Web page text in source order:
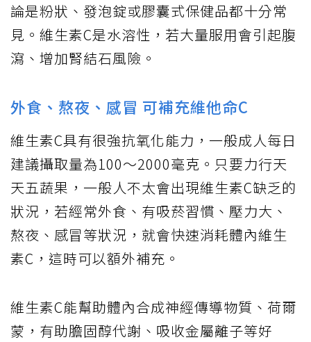
論是粉狀、發泡錠或膠囊式保健品都十分常
見。維生素C是水溶性，若大量服用會引起腹
瀉、增加腎結石風險。
外食、熬夜、感冒 可補充維他命C
維生素C具有很強抗氧化能力，一般成人每日
建議攝取量為100～2000毫克。只要力行天
天五蔬果，一般人不太會出現維生素C缺乏的
狀況，若經常外食、有吸菸習慣、壓力大、
熬夜、感冒等狀況，就會快速消耗體內維生
素C，這時可以額外補充。
維生素C能幫助體內合成神經傳導物質、荷爾
蒙，有助膽固醇代謝、吸收金屬離子等好